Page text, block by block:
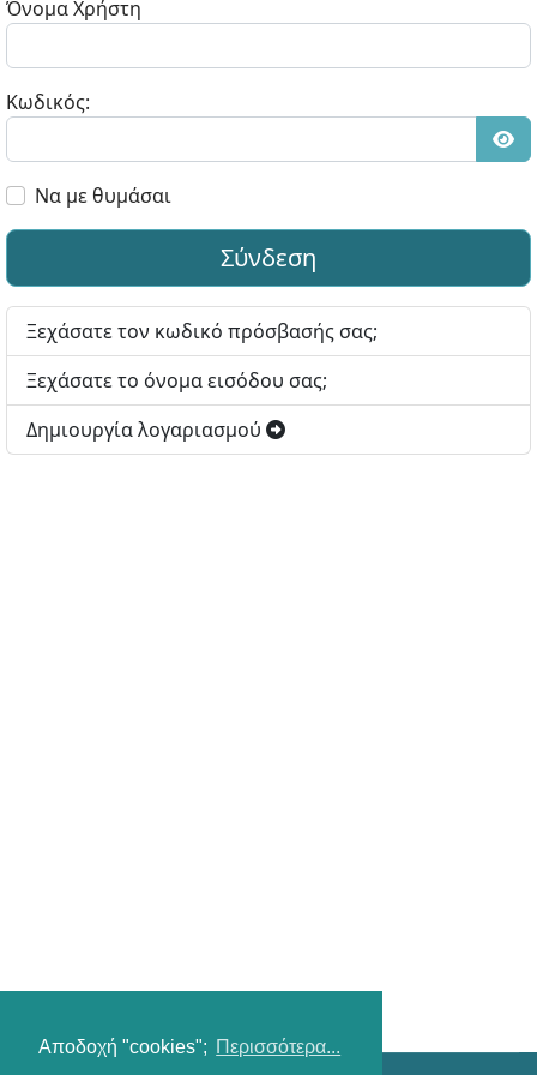
Αποδοχή "cookies"; Περισσότερα...
Όνομα Χρήστη
Κωδικός:
Να με θυμάσαι
Σύνδεση
Ξεχάσατε τον κωδικό πρόσβασής σας;
Ξεχάσατε το όνομα εισόδου σας;
Δημιουργία λογαριασμού